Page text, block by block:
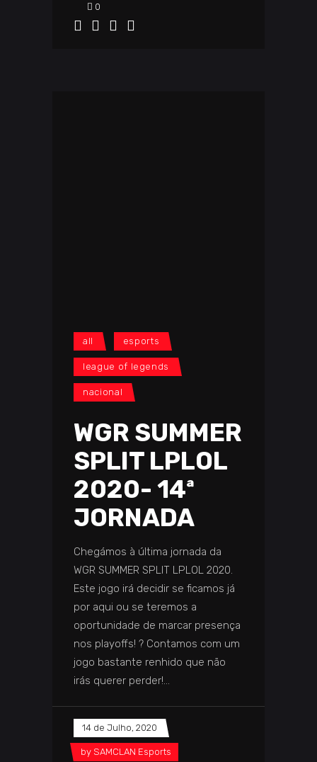
0
all esports
league of legends
nacional
WGR SUMMER
SPLIT LPLOL
2020- 14ª
JORNADA
Chegámos à última jornada da
WGR SUMMER SPLIT LPLOL 2020.
Este jogo irá decidir se ficamos já
por aqui ou se teremos a
oportunidade de marcar presença
nos playoffs! ? Contamos com um
jogo bastante renhido que não
irás querer perder!
14 de Julho, 2020
by SAMCLAN Esports